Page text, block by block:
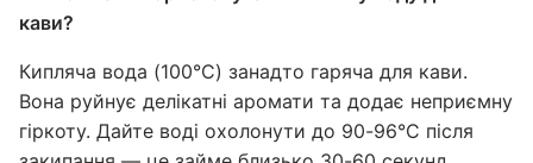
кави?
Кипляча вода (100°C) занадто гаряча для кави.
Вона руйнує делікатні аромати та додає неприємну
гіркоту. Дайте воді охолонути до 90-96°C після